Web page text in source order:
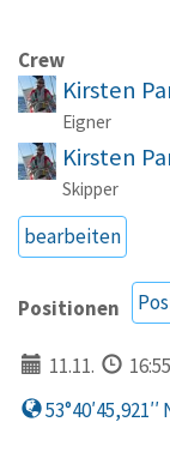
Crew
Kirsten
Eigner
Kirsten
Skipper
bearbeiten
Positionen
11.11.
53°40′45,921′′